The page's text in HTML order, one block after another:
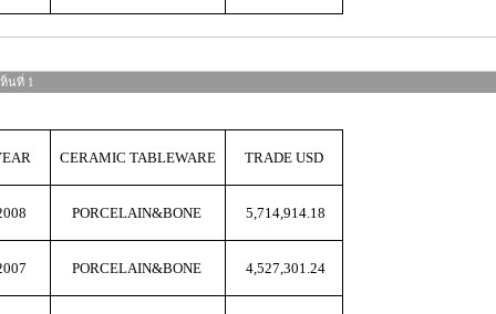
นที่ 1
CERAMIC TABLEWARE TRADE USD
PORCELAIN&BONE 5,714,914.18
PORCELAIN&BONE 4,527,301.24